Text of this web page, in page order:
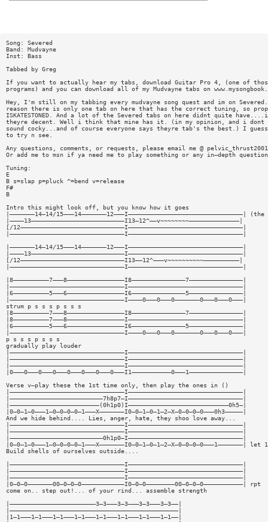
Song: Severed
Band: Mudvayne
Inst: Bass
Tabbed by Greg
If you want to actually hear my tabs, download Guitar Pro 4, (one of
programs) and you can download all of my Mudvayne tabs on
Hey, I'm still on my tabbing every mudvayne song quest and im on Severed.
reason there is only one tab on here that has the correct tuning, so
ISKATESTONED. And a lot of the Severed tabs on here didnt quite
theyre decent. Well i think that mine has it. (in my opinion, and i dont
sound cocky...and of course everyone says theyre tab's the best.) I
to try n see.
Any questions, comments, or requests, please email me @
Or add me to msn if ya need me to play something or any in—depth
Tuning:
E
B s=slap p=pluck ^=bend v=release
F#
B
Intro this might look off, but you know how it goes
|———————14—14/15———14———————12———I————————————————————————————————|
|————13——————————————————————————I13—12^——v~~~~~~~~——————————————|
[/12—————————————————————————————I————————————————————————————————|
|————————————————————————————————I————————————————————————————————|
|———————14—14/15———14———————12———I————————————————————————————————|
|————13——————————————————————————I————————————————————————————————|
[/12—————————————————————————————I13——12^———v~~~~~~~~~~——————————|
|————————————————————————————————I————————————————————————————————|
|8——————————7———8————————————————I8———————————————7———————————————|
|————————————————————————————————I————————————————————————————————|
|6——————————5———6————————————————I6———————————————5———————————————|
|————————————————————————————————I————0———0———0———————0———0———0———|
strum p s s s p s s s
|8——————————7———8————————————————I8———————————————7———————————————|
|8——————————7———8————————————————I————————————————————————————————|
|6——————————5———6————————————————I6———————————————5———————————————|
|————————————————————————————————I————0———0———0———————0———0———0———|
p s s s p s s s
gradually play louder
|————————————————————————————————I————————————————————————————————|
|————————————————————————————————I————————————————————————————————|
|————————————————————————————————I————————————————————————————————|
|0———0———0———0———0———0———0———0———I1———————————0———1———————————————|
Verse v—play these the 1st time only, then play the ones in ()
|————————————————————————————————I————————————————————————————————|
|——————————————————————————7h8p7—I————————————————————————————————|
|—————————————————————————(0h1p0)I————————————————————————————0h5—|
|0—0—1—0———1—0—0—0—0—1———X———————I0—0—1—0—1—2—X—0—0—0—0———0h3—————|
And we hide behind.... Lies, anger, hate, they shoo love away...
|————————————————————————————————I————————————————————————————————|
|————————————————————————————————I————————————————————————————————|
|——————————————————————————0h1p0—I————————————————————————————————|
|0—0—1—0———1—0—0—0—0—1———X———————I0—0—1—0—1—2—X—0—0—0—0———1———————| let
Build shells of ourselves outside....
|————————————————————————————————I————————————————————————————————|
|————————————————————————————————I————————————————————————————————|
|————————————————————————————————I————————————————————————————————|
|0—0—0———————00—0—0—0————————————I0—0—0————————00—0—0—0———————————| rpt
come on.. step out!... of your rind... assemble strength
|————————————————————————3—3———3—3———3—3———3—3——|
|———————————————————————————————————————————————|
|1—1———1—1———1—1———1—1———1—1———1—1———1—1———1—1——|